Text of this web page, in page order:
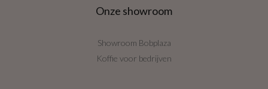
Onze showroom
Showroom Bobplaza
Koffie voor bedrijven